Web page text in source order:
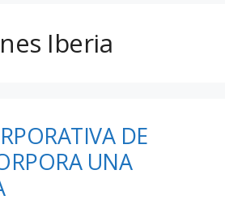
Iberia
DE
UNA